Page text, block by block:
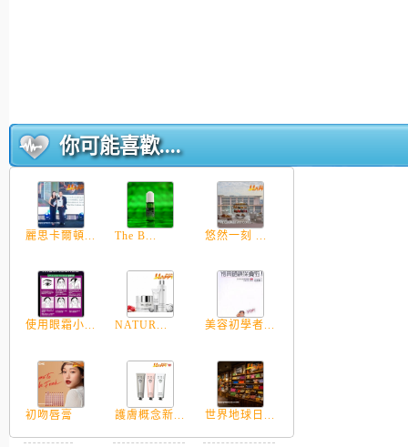
你可能喜歡....
麗思卡爾頓... The B... 悠然一刻 ...
使用眼霜小... NATUR... 美容初學者...
初吻唇膏 護膚概念新... 世界地球日...